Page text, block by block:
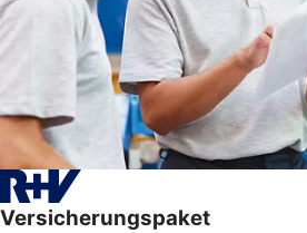
Versicherungspaket